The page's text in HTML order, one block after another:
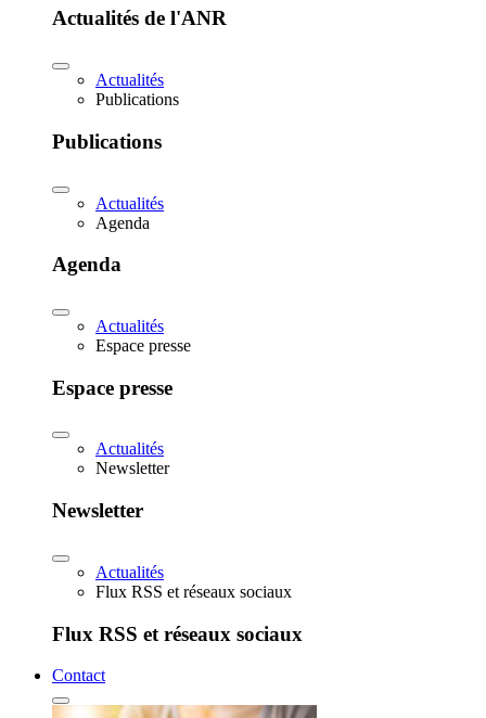
Actualités de l'ANR
Actualités
Publications
Publications
Actualités
Agenda
Agenda
Actualités
Espace presse
Espace presse
Actualités
Newsletter
Newsletter
Actualités
Flux RSS et réseaux sociaux
Flux RSS et réseaux sociaux
Contact